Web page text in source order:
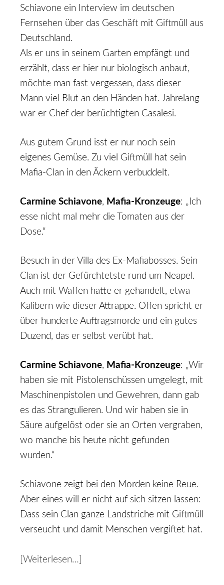
Schiavone ein Interview im deutschen
Fernsehen über das Geschäft mit Giftmüll aus
Deutschland.
Als er uns in seinem Garten empfängt und
erzählt, dass er hier nur biologisch anbaut,
möchte man fast vergessen, dass dieser
Mann viel Blut an den Händen hat. Jahrelang
war er Chef der berüchtigten Casalesi.
Aus gutem Grund isst er nur noch sein
eigenes Gemüse. Zu viel Giftmüll hat sein
Mafia-Clan in den Äckern verbuddelt.
Carmine Schiavone, Mafia-Kronzeuge: „Ich
esse nicht mal mehr die Tomaten aus der
Dose.“
Besuch in der Villa des Ex-Mafiabosses. Sein
Clan ist der Gefürchtetste rund um Neapel.
Auch mit Waffen hatte er gehandelt, etwa
Kalibern wie dieser Attrappe. Offen spricht er
über hunderte Auftragsmorde und ein gutes
Duzend, das er selbst verübt hat.
Carmine Schiavone, Mafia-Kronzeuge: „Wir
haben sie mit Pistolenschüssen umgelegt, mit
Maschinenpistolen und Gewehren, dann gab
es das Strangulieren. Und wir haben sie in
Säure aufgelöst oder sie an Orten vergraben,
wo manche bis heute nicht gefunden
wurden.“
Schiavone zeigt bei den Morden keine Reue.
Aber eines will er nicht auf sich sitzen lassen:
Dass sein Clan ganze Landstriche mit Giftmüll
verseucht und damit Menschen vergiftet hat.
[Weiterlesen…]